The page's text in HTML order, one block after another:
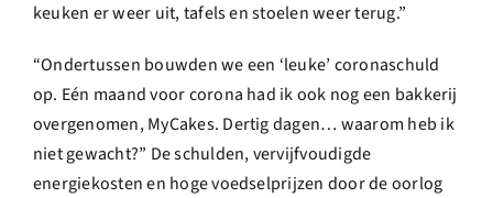
keuken er weer uit, tafels en stoelen weer terug.”
“Ondertussen bouwden we een ‘leuke’ coronaschuld
op. Eén maand voor corona had ik ook nog een bakkerij
overgenomen, MyCakes. Dertig dagen… waarom heb ik
niet gewacht?” De schulden, vervijfvoudigde
energiekosten en hoge voedselprijzen door de oorlog